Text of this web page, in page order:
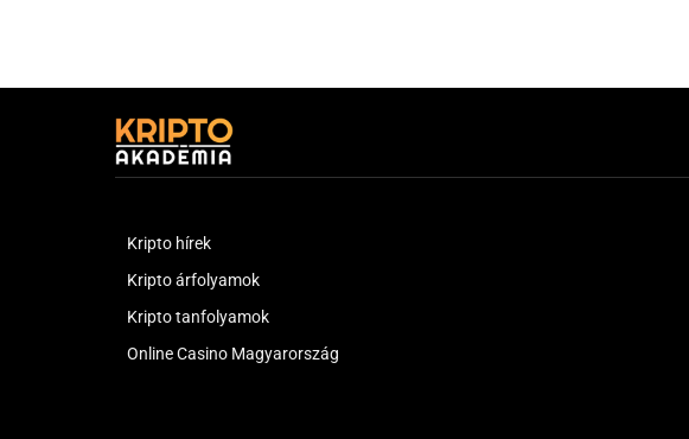
Kripto hírek
Kripto árfolyamok
Kripto tanfolyamok
Online Casino Magyarország